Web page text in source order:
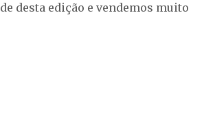
desta edição e vendemos muito